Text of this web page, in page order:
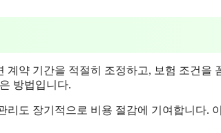
계약 기간을 적절히 조정하고, 보험 조건을
방법입니다.
리도 장기적으로 비용 절감에 기여합니다.